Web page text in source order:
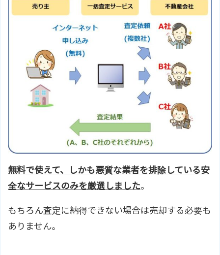
無料で使えて、しかも悪質な業者を排除している安
全なサービスのみを厳選しました。
もちろん査定に納得できない場合は売却する必要も
ありません。